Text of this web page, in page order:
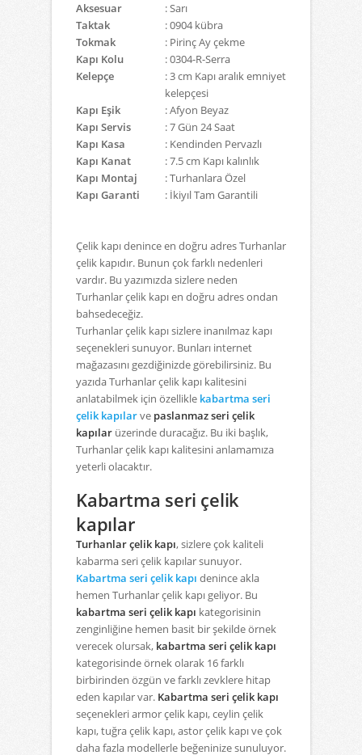
Aksesuar
: Sarı
Taktak
: 0904 kübra
Tokmak
: Pirinç Ay çekme
Kapı Kolu
: 0304-R-Serra
Kelepçe
: 3 cm Kapı aralık emniyet
kelepçesi
Kapı Eşik
: Afyon Beyaz
Kapı Servis
: 7 Gün 24 Saat
Kapı Kasa
: Kendinden Pervazlı
Kapı Kanat
: 7.5 cm Kapı kalınlık
Kapı Montaj
: Turhanlara Özel
Kapı Garanti
: İkiyıl Tam Garantili
Çelik kapı denince en doğru adres Turhanlar
çelik kapıdır. Bunun çok farklı nedenleri
vardır. Bu yazımızda sizlere neden
Turhanlar çelik kapı en doğru adres ondan
bahsedeceğiz.
Turhanlar çelik kapı sizlere inanılmaz kapı
seçenekleri sunuyor. Bunları internet
mağazasını gezdiğinizde görebilirsiniz. Bu
yazıda Turhanlar çelik kapı kalitesini
anlatabilmek için özellikle kabartma seri
çelik kapılarve paslanmaz seri çelik
kapılar üzerinde duracağız. Bu iki başlık,
Turhanlar çelik kapı kalitesini anlamamıza
yeterli olacaktır.
Kabartma seri çelik
kapılar
Turhanlar çelik kapı, sizlere çok kaliteli
kabarma seri çelik kapılar sunuyor.
Kabartma seri çelik kapı denince akla
hemen Turhanlar çelik kapı geliyor. Bu
kabartma seri çelik kapı kategorisinin
zenginliğine hemen basit bir şekilde örnek
verecek olursak, kabartma seri çelik kapı
kategorisinde örnek olarak 16 farklı
birbirinden özgün ve farklı zevklere hitap
eden kapılar var. Kabartma seri çelik kapı
seçenekleri armor çelik kapı, ceylin çelik
kapı, tuğra çelik kapı, astor çelik kapı ve çok
daha fazla modellerle beğeninize sunuluyor.